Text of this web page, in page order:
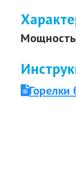
Мощность
Горелки